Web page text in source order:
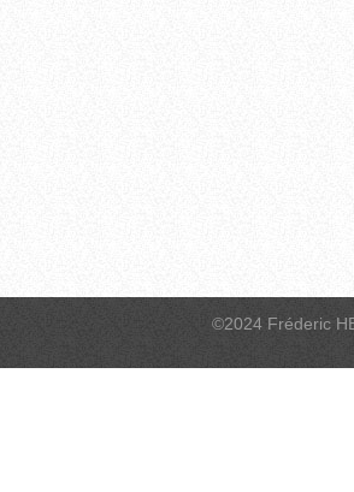
©2024 Fréderic